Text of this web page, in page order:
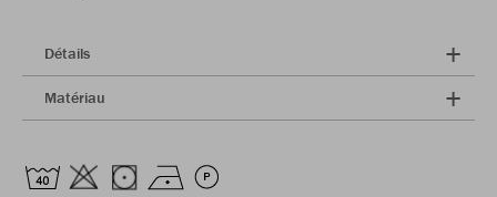
Détails
Matériau